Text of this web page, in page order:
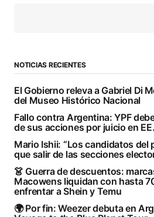
NOTICIAS RECIENTES
El Gobierno releva a Gabriel Di
del Museo Histórico Nacional
Fallo contra Argentina: YPF
de sus acciones por juicio en
Mario Ishii: “Los candidatos del
que salir de las secciones
👗 Guerra de descuentos:
Macowens liquidan con hasta
enfrentar a Shein y Temu
🌍 Por fin: Weezer debuta en